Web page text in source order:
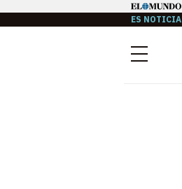
ES NOTICIA
Menú